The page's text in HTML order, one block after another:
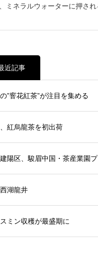
ミネラルウォーターに押され
近記事
”窨花紅茶”が注目を集める
紅烏龍茶を初出荷
陽区、駿眉中国・茶産業園
湖龍井
ミン収穫が最盛期に